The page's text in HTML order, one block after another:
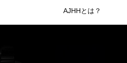
AJHHとは？